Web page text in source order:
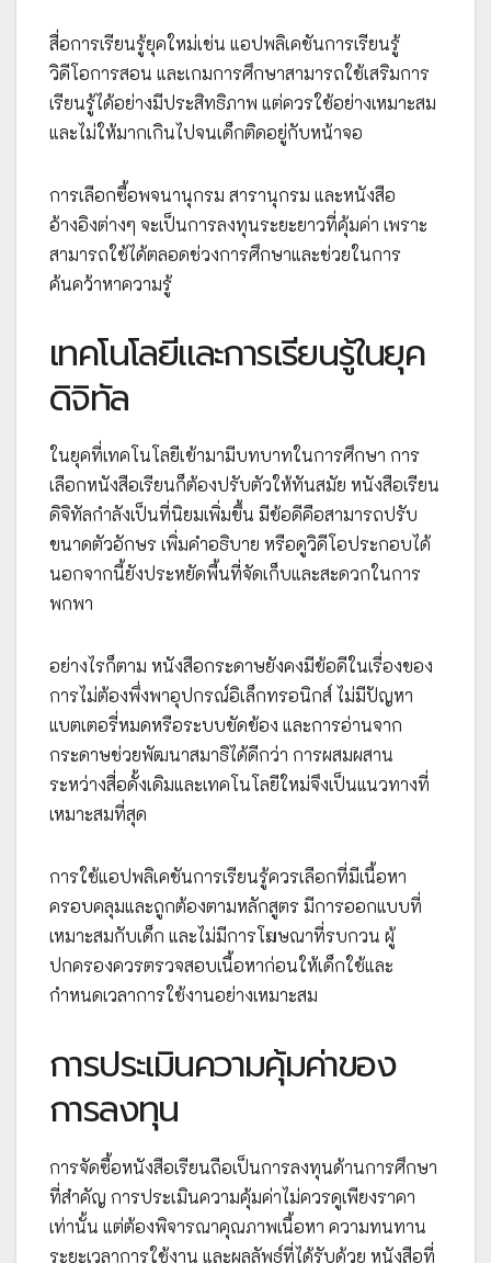
สื่อการเรียนรู้ยุคใหม่เช่น แอปพลิเคชันการเรียนรู้
วิดีโอการสอน และเกมการศึกษาสามารถใช้เสริมการ
เรียนรู้ได้อย่างมีประสิทธิภาพ แต่ควรใช้อย่างเหมาะสม
และไม่ให้มากเกินไปจนเด็กติดอยู่กับหน้าจอ
การเลือกซื้อพจนานุกรม สารานุกรม และหนังสือ
อ้างอิงต่างๆ จะเป็นการลงทุนระยะยาวที่คุ้มค่า เพราะ
สามารถใช้ได้ตลอดช่วงการศึกษาและช่วยในการ
ค้นคว้าหาความรู้
เทคโนโลยีและการเรียนรู้ในยุค
ดิจิทัล
ในยุคที่เทคโนโลยีเข้ามามีบทบาทในการศึกษา การ
เลือกหนังสือเรียนก็ต้องปรับตัวให้ทันสมัย หนังสือเรียน
ดิจิทัลกำลังเป็นที่นิยมเพิ่มขึ้น มีข้อดีคือสามารถปรับ
ขนาดตัวอักษร เพิ่มคำอธิบาย หรือดูวิดีโอประกอบได้
นอกจากนี้ยังประหยัดพื้นที่จัดเก็บและสะดวกในการ
พกพา
อย่างไรก็ตาม หนังสือกระดาษยังคงมีข้อดีในเรื่องของ
การไม่ต้องพึ่งพาอุปกรณ์อิเล็กทรอนิกส์ ไม่มีปัญหา
แบตเตอรี่หมดหรือระบบขัดข้อง และการอ่านจาก
กระดาษช่วยพัฒนาสมาธิได้ดีกว่า การผสมผสาน
ระหว่างสื่อดั้งเดิมและเทคโนโลยีใหม่จึงเป็นแนวทางที่
เหมาะสมที่สุด
การใช้แอปพลิเคชันการเรียนรู้ควรเลือกที่มีเนื้อหา
ครอบคลุมและถูกต้องตามหลักสูตร มีการออกแบบที่
เหมาะสมกับเด็ก และไม่มีการโฆษณาที่รบกวน ผู้
ปกครองควรตรวจสอบเนื้อหาก่อนให้เด็กใช้และ
กำหนดเวลาการใช้งานอย่างเหมาะสม
การประเมินความคุ้มค่าของ
การลงทุน
การจัดซื้อหนังสือเรียนถือเป็นการลงทุนด้านการศึกษา
ที่สำคัญ การประเมินความคุ้มค่าไม่ควรดูเพียงราคา
เท่านั้น แต่ต้องพิจารณาคุณภาพเนื้อหา ความทนทาน
ระยะเวลาการใช้งาน และผลลัพธ์ที่ได้รับด้วย หนังสือที่